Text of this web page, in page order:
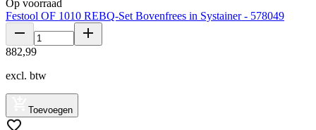
Op voorraad
Festool OF 1010 REBQ-Set Bovenfrees in Systainer - 578049
882,99
excl. btw
Toevoegen